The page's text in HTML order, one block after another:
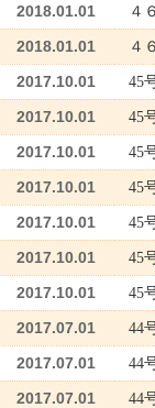
2018.01.01 ４
2018.01.01 ４
2017.10.01 45
2017.10.01 45
2017.10.01 45
2017.10.01 45
2017.10.01 45
2017.10.01 45
2017.10.01 45
2017.07.01 44
2017.07.01 44
2017.07.01 44